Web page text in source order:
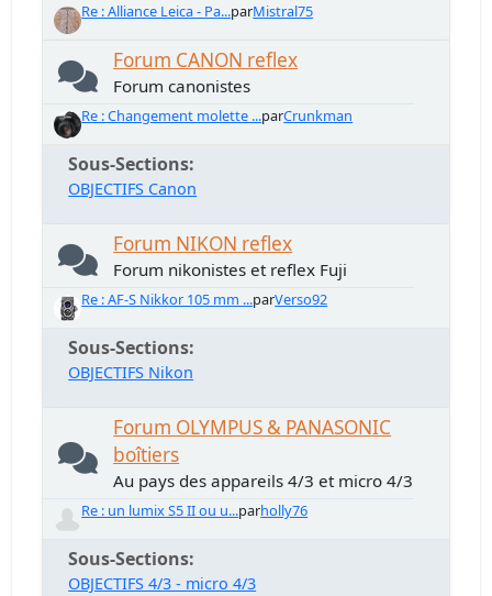
Re : Alliance Leica - Pa...parMistral75
Forum CANON reflex
Forum canonistes
Re : Changement molette ...parCrunkman
Sous-Sections
OBJECTIFS Canon
Forum NIKON reflex
Forum nikonistes et reflex Fuji
Re : AF-S Nikkor 105 mm ...parVerso92
Sous-Sections
OBJECTIFS Nikon
Forum OLYMPUS & PANASONIC
boîtiers
Au pays des appareils 4/3 et micro 4/3
Re : un lumix S5 II ou u...parholly76
Sous-Sections
OBJECTIFS 4/3 - micro 4/3